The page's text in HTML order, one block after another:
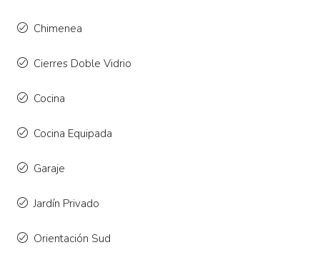
Chimenea
Cierres Doble Vidrio
Cocina
Cocina Equipada
Garaje
Jardín Privado
Orientación Sud